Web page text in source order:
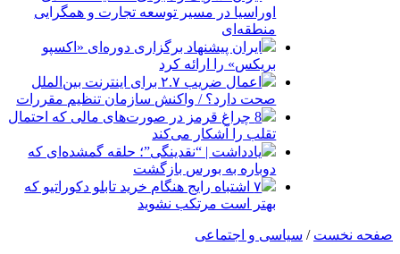
اوراسیا در مسیر توسعه تجارت و همگرایی
منطقه‌ای
ایران پیشنهاد برگزاری دوره‌ای «اکسپو
بریکس» را ارائه کرد
اعمال ضریب ۲.۷ برای اینترنت بین‌الملل
صحت دارد؟ / واکنش سازمان تنظیم مقررات
8 چراغ قرمز در صورت‌های مالی که احتمال
تقلب را آشکار می‌کند
یادداشت | “نقدینگی”؛ حلقه گمشده‌ای که
دوباره به بورس بازگشت
۷ اشتباه رایج هنگام خرید تابلو دکوراتیو که
بهتر است مرتکب نشوید
صفحه نخست / سیاسی و اجتماعی